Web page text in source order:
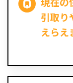
引取り
えらえ